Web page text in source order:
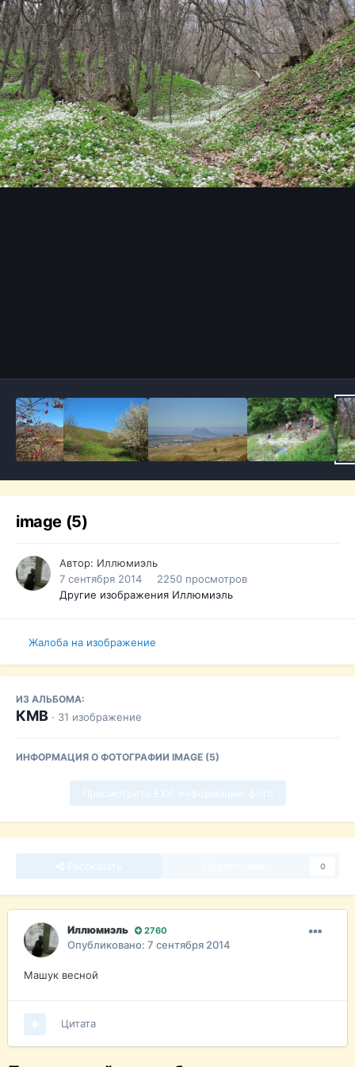
image (5)
Автор: Иллюмиэль
7 сентября 2014
2250 просмотров
Другие изображения Иллюмиэль
Жалоба на изображение
ИЗ АЛЬБОМА:
КМВ · 31 изображение
ИНФОРМАЦИЯ О ФОТОГРАФИИ IMAGE (5)
0
Иллюмиэль 2760
Опубликовано: 7 сентября 2014
Машук весной
Цитата